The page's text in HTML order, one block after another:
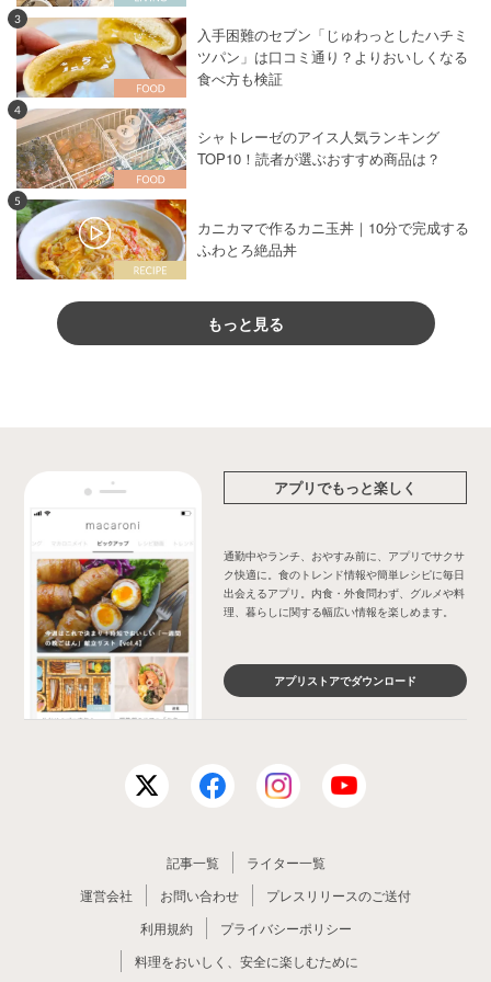
3
入手困難のセブン「じゅわっとしたハチミ
ツパン」は口コミ通り？よりおいしくなる
食べ方も検証
4
シャトレーゼのアイス人気ランキング
TOP10！読者が選ぶおすすめ商品は？
5
カニカマで作るカニ玉丼｜10分で完成する
ふわとろ絶品丼
もっと見る
アプリでもっと楽しく
通勤中やランチ、おやすみ前に、アプリでサクサ
ク快適に。食のトレンド情報や簡単レシピに毎日
出会えるアプリ。内食・外食問わず、グルメや料
理、暮らしに関する幅広い情報を楽しめます。
アプリストアでダウンロード
記事一覧
ライター一覧
運営会社
お問い合わせ
プレスリリースのご送付
利用規約
プライバシーポリシー
料理をおいしく、安全に楽しむために